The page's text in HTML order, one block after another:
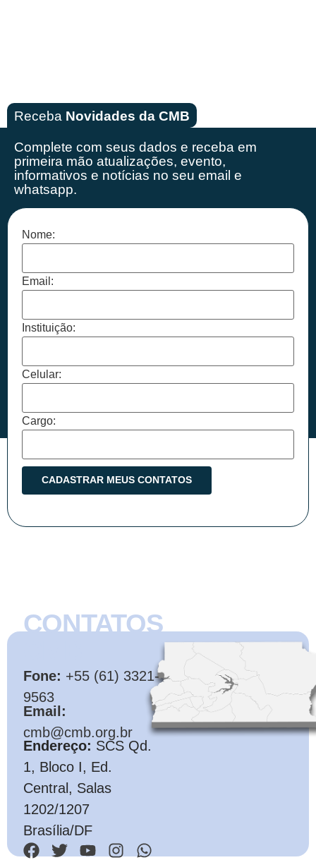
Receba Novidades da CMB
Complete com seus dados e receba em
primeira mão atualizações, evento,
informativos e notícias no seu email e
whatsapp.
Nome:
Email:
Instituição:
Celular:
Cargo:
CONTATOS
Fone: +55 (61) 3321-
9563
Email:
cmb@cmb.org.br
Endereço: SCS Qd.
1, Bloco I, Ed.
Central, Salas
1202/1207
Brasília/DF